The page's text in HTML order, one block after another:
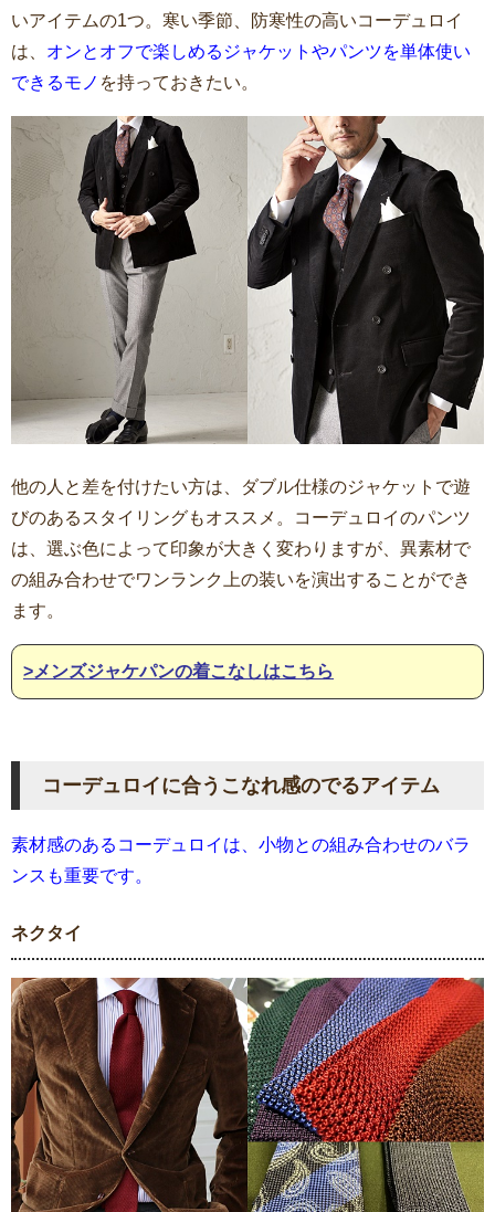
いアイテムの1つ。寒い季節、防寒性の高いコーデュロイ
は、 オンとオフで楽しめるジャケットやパンツを単体使い
できるモノ を持っておきたい。
他の人と差を付けたい方は、ダブル仕様のジャケットで遊
びのあるスタイリングもオススメ。コーデュロイのパンツ
は、選ぶ色によって印象が大きく変わりますが、異素材で
の組み合わせでワンランク上の装いを演出することができ
ます。
>メンズジャケパンの着こなしはこちら
コーデュロイに合うこなれ感のでるアイテム
素材感のあるコーデュロイは、小物との組み合わせのバラ
ンスも重要です。
ネクタイ